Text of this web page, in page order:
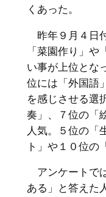
くあった。
昨年９月４日
「菜園作り」
い事が上位とな
位には「外国語
を感じさせる選
奏」、７位の「
人気。５位の「
ト」や１０位の
アンケートで
ある」と答えた